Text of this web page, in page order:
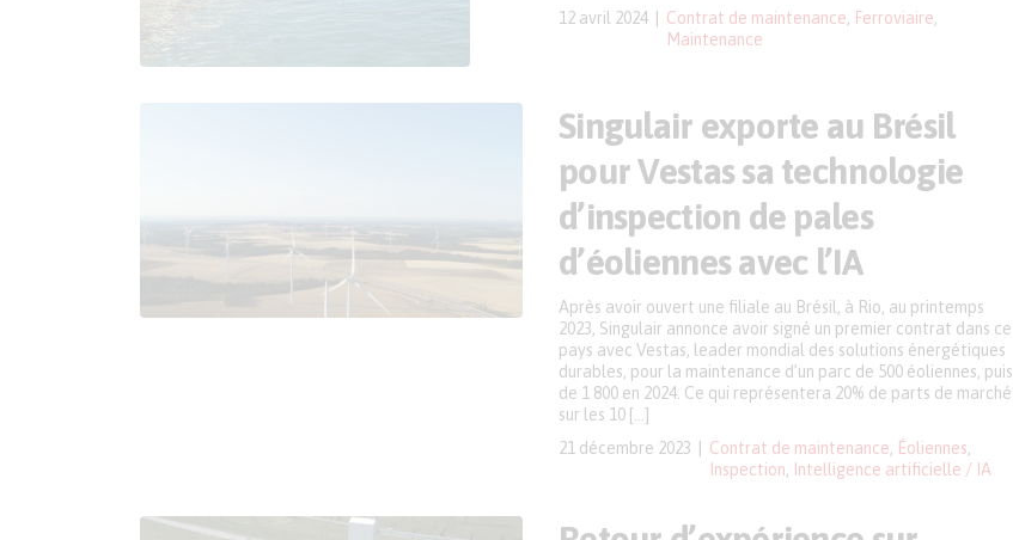
12 avril 2024 Contrat de maintenance Ferroviaire
Maintenance
Singulair exporte au Brésil
pour Vestas sa technologie
d’inspection de pales
d’éoliennes avec l’IA
21 décembre 2023 Contrat de maintenance Éoliennes
Inspection
Intelligence artificielle / IA
Après avoir ouvert une filiale au Brésil, à Rio, au printemps
2023, Singulair annonce avoir signé un premier contrat dans ce
pays avec Vestas, leader mondial des solutions énergétiques
durables, pour la maintenance d’un parc de 500 éoliennes, puis
de 1 800 en 2024. Ce qui représentera 20% de parts de marché
sur les 10 […]